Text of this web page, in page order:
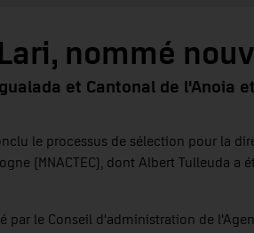
nommé
et Cantonal de l'Anoia
le processus de sélection pour la
(MNACTEC), dont Albert Tulleuda a
par le Conseil d'administration de